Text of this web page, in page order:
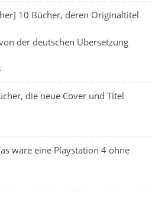
10 Bücher, deren Originaltitel
der deutschen Übersetzung
die neue Cover und Titel
wäre eine Playstation 4 ohne